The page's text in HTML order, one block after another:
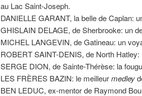
au Lac Saint-Joseph.
DANIELLE GARANT, la belle de Caplan:
GHISLAIN DELAGE, de Sherbrooke: un
MICHEL LANGEVIN, de Gatineau: un
ROBERT SAINT-DENIS, de North
SERGE DION, de Sainte-Thérèse: la
LES FRÈRES BAZIN: le meilleurmedley
BEN LEDUC, ex-mentor de Raymond